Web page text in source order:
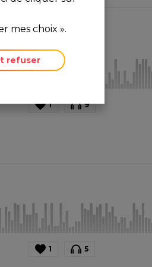
1 9
1 5
mes choix ».
refuser